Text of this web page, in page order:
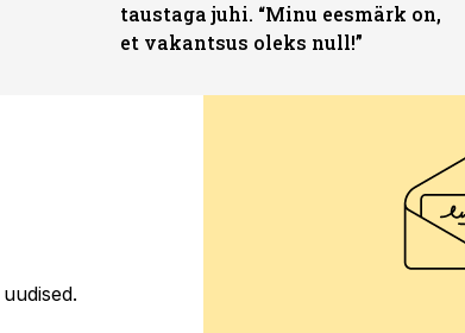
taustaga juhi. “Minu eesmärk on,
et vakantsus oleks null!”